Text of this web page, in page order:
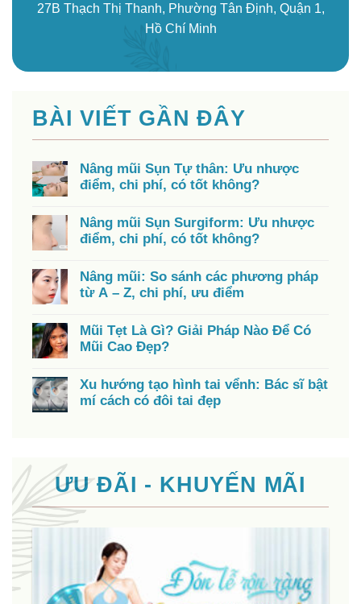
27B Thạch Thị Thanh, Phường Tân Định, Quận 1,
Hồ Chí Minh
BÀI VIẾT GẦN ĐÂY
Nâng mũi Sụn Tự thân: Ưu nhược
điểm, chi phí, có tốt không?
Nâng mũi Sụn Surgiform: Ưu nhược
điểm, chi phí, có tốt không?
Nâng mũi: So sánh các phương pháp
từ A – Z, chi phí, ưu điểm
Mũi Tẹt Là Gì? Giải Pháp Nào Để Có
Mũi Cao Đẹp?
Xu hướng tạo hình tai vểnh: Bác sĩ bật
mí cách có đôi tai đẹp
ƯU ĐÃI - KHUYẾN MÃI